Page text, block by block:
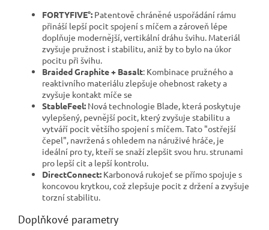
FORTYFIVE°: Patentově chráněné uspořádání rámu
přináší lepší pocit spojení s míčem a zároveň lépe
doplňuje modernější, vertikální dráhu švihu. Materiál
zvyšuje pružnost i stabilitu, aniž by to bylo na úkor
pocitu při švihu.
Braided Graphite + Basalt: Kombinace pružného a
reaktivního materiálu zlepšuje ohebnost rakety a
zvyšuje kontakt míče se
StableFeel: Nová technologie Blade, která poskytuje
vylepšený, pevnější pocit, který zvyšuje stabilitu a
vytváří pocit většího spojení s míčem. Tato "ostřejší
čepel", navržená s ohledem na náruživé hráče, je
ideální pro ty, kteří se snaží zlepšit svou hru. strunami
pro lepší cit a lepší kontrolu.
DirectConnect: Karbonová rukojeť se přímo spojuje s
koncovou krytkou, což zlepšuje pocit z držení a zvyšuje
torzní stabilitu.
Doplňkové parametry